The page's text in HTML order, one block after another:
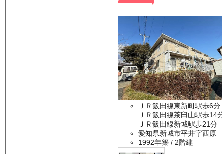
ＪＲ飯田線東新町駅歩6分
ＪＲ飯田線茶臼山駅歩14
ＪＲ飯田線新城駅歩21分
愛知県新城市平井字西原
1992年築 / 2階建